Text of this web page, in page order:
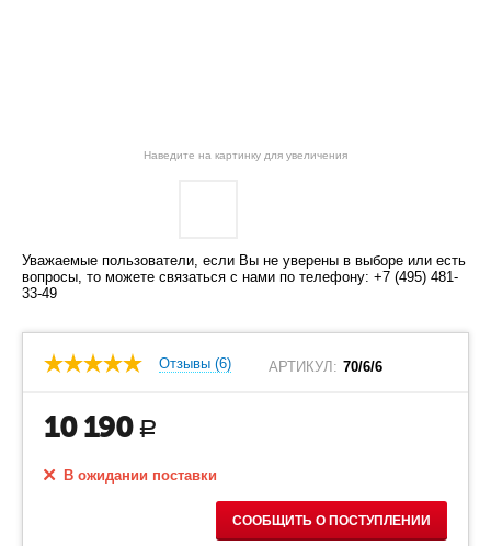
Наведите на картинку для увеличения
Уважаемые пользователи, если Вы не уверены в выборе или есть
вопросы, то можете связаться с нами по телефону: +7 (495) 481-
33-49
Отзывы (6) АРТИКУЛ: 70/6/6
10 190 Р
В ожидании поставки
СООБЩИТЬ О ПОСТУПЛЕНИИ